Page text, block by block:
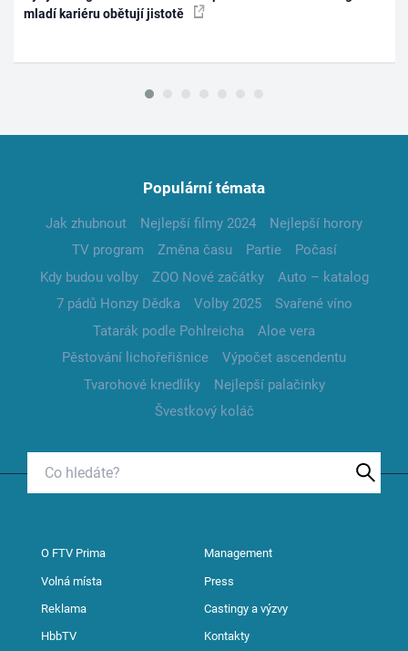
mladí kariéru obětují jistotě
Populární témata
Jak zhubnout Nejlepší filmy 2024
Nejlepší horory
TV program
Změna času Partie
Počasí
Kdy budou volby
ZOO Nové začátky
Auto – katalog
7 pádů Honzy Dědka
Volby 2025
Svařené víno
Tatarák podle Pohlreicha
Aloe vera
Pěstování lichořeřišnice
Výpočet ascendentu
Tvarohové knedlíky
Nejlepší palačinky
Švestkový koláč
O FTV Prima Management
Volná místa Press
Reklama Castingy a výzvy
HbbTV Kontakty